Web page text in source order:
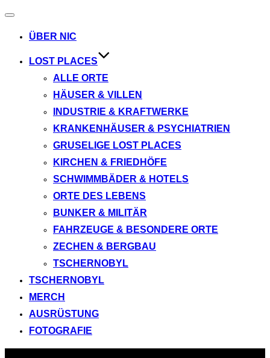
Navigation
ÜBER NIC
LOST PLACES
ALLE ORTE
HÄUSER & VILLEN
INDUSTRIE & KRAFTWERKE
KRANKENHÄUSER & PSYCHIATRIEN
GRUSELIGE LOST PLACES
KIRCHEN & FRIEDHÖFE
SCHWIMMBÄDER & HOTELS
ORTE DES LEBENS
BUNKER & MILITÄR
FAHRZEUGE & BESONDERE ORTE
ZECHEN & BERGBAU
TSCHERNOBYL
TSCHERNOBYL
MERCH
AUSRÜSTUNG
FOTOGRAFIE